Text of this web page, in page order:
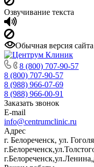
Озвучивание текста
Обычная версия сайта
8 (800) 707-90-57
8 (800) 707-90-57
8 (988) 966-07-69
8 (988) 966-00-91
Заказать звонок
E-mail
info@centrumclinic.ru
Адрес
г. Белореченск, ул.